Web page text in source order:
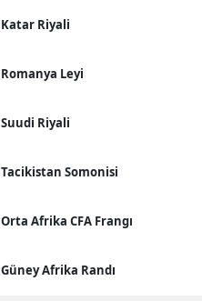
Katar Riyali
Romanya Leyi
Suudi Riyali
Tacikistan Somonisi
Orta Afrika CFA Frangı
Güney Afrika Randı